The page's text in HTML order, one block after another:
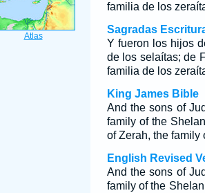
familia de los
Sagradas
Y fueron los hijos
de los selaítas; de
familia de los
King James Bible
And the sons of
family of the
of Zerah, the family
English Revised
And the sons of
family of the